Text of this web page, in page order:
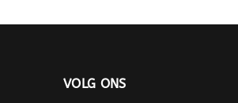
VOLG ONS